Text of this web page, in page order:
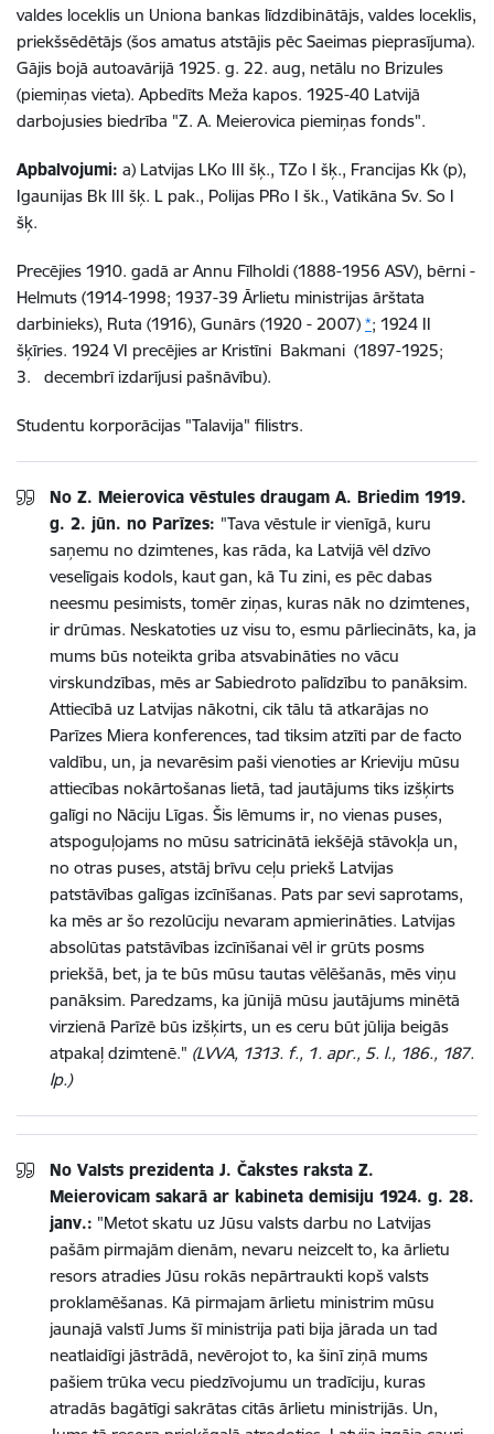
valdes loceklis un Uniona bankas līdzdibinātājs, valdes loceklis,
priekšsēdētājs (šos amatus atstājis pēc Saeimas pieprasījuma).
Gājis bojā autoavārijā 1925. g. 22. aug, netālu no Brizules
(piemiņas vieta). Apbedīts Meža kapos. 1925-40 Latvijā
darbojusies biedrība "Z. A. Meierovica piemiņas fonds".
Apbalvojumi: a) Latvijas LKo III šķ., TZo I šķ., Francijas Kk (p),
Igaunijas Bk III šķ. L pak., Polijas PRo I šk., Vatikāna Sv. So I
šķ.
Precējies 1910. gadā ar Annu Fīlholdi (1888-1956 ASV), bērni -
Helmuts (1914-1998; 1937-39 Ārlietu ministrijas ārštata
darbinieks), Ruta (1916), Gunārs (1920 - 2007) *; 1924 II
šķīries. 1924 VI precējies ar Kristīni Bakmani (1897-1925;
3. decembrī izdarījusi pašnāvību).
Studentu korporācijas "Talavija" filistrs.
No Z. Meierovica vēstules draugam A. Briedim 1919.
g. 2. jūn. no Parīzes: "Tava vēstule ir vienīgā, kuru
saņemu no dzimtenes, kas rāda, ka Latvijā vēl dzīvo
veselīgais kodols, kaut gan, kā Tu zini, es pēc dabas
neesmu pesimists, tomēr ziņas, kuras nāk no dzimtenes,
ir drūmas. Neskatoties uz visu to, esmu pārliecināts, ka, ja
mums būs noteikta griba atsvabināties no vācu
virskundzības, mēs ar Sabiedroto palīdzību to panāksim.
Attiecībā uz Latvijas nākotni, cik tālu tā atkarājas no
Parīzes Miera konferences, tad tiksim atzīti par de facto
valdību, un, ja nevarēsim paši vienoties ar Krieviju mūsu
attiecības nokārtošanas lietā, tad jautājums tiks izšķirts
galīgi no Nāciju Līgas. Šis lēmums ir, no vienas puses,
atspoguļojams no mūsu satricinātā iekšējā stāvokļa un,
no otras puses, atstāj brīvu ceļu priekš Latvijas
patstāvības galīgas izcīnīšanas. Pats par sevi saprotams,
ka mēs ar šo rezolūciju nevaram apmierināties. Latvijas
absolūtas patstāvības izcīnīšanai vēl ir grūts posms
priekšā, bet, ja te būs mūsu tautas vēlēšanās, mēs viņu
panāksim. Paredzams, ka jūnijā mūsu jautājums minētā
virzienā Parīzē būs izšķirts, un es ceru būt jūlija beigās
atpakaļ dzimtenē." (LVVA, 1313. f., 1. apr., 5. l., 186., 187.
lp.)
No Valsts prezidenta J. Čakstes raksta Z.
Meierovicam sakarā ar kabineta demisiju 1924. g. 28.
janv.: "Metot skatu uz Jūsu valsts darbu no Latvijas
pašām pirmajām dienām, nevaru neizcelt to, ka ārlietu
resors atradies Jūsu rokās nepārtraukti kopš valsts
proklamēšanas. Kā pirmajam ārlietu ministrim mūsu
jaunajā valstī Jums šī ministrija pati bija jārada un tad
neatlaidīgi jāstrādā, nevērojot to, ka šinī ziņā mums
pašiem trūka vecu piedzīvojumu un tradīciju, kuras
atradās bagātīgi sakrātas citās ārlietu ministrijās. Un,